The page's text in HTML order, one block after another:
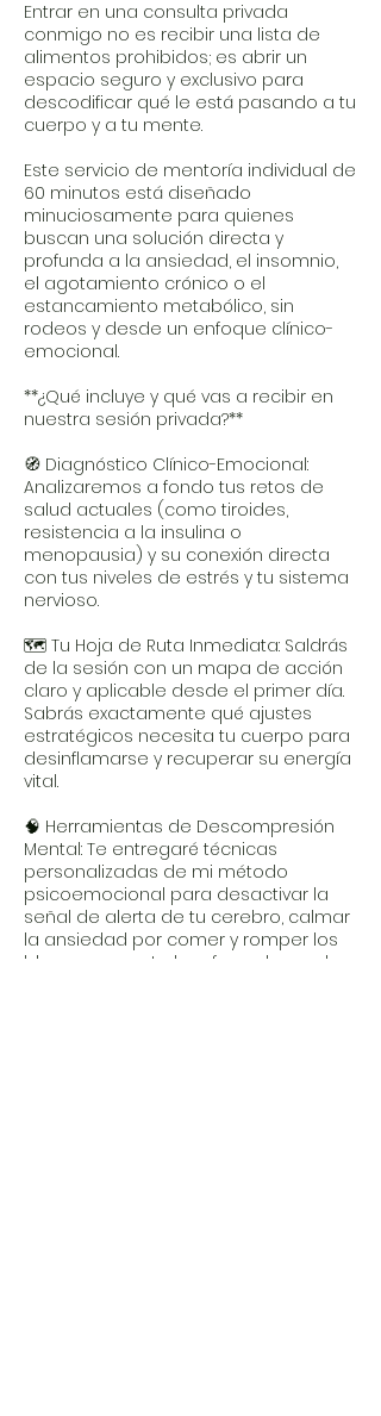
Entrar en una consulta privada
conmigo no es recibir una lista de
alimentos prohibidos; es abrir un
espacio seguro y exclusivo para
descodificar qué le está pasando a tu
cuerpo y a tu mente.
Este servicio de mentoría individual de
60 minutos está diseñado
minuciosamente para quienes
buscan una solución directa y
profunda a la ansiedad, el insomnio,
el agotamiento crónico o el
estancamiento metabólico, sin
rodeos y desde un enfoque clínico-
emocional.
**¿Qué incluye y qué vas a recibir en
nuestra sesión privada?**
🧭 Diagnóstico Clínico-Emocional:
Analizaremos a fondo tus retos de
salud actuales (como tiroides,
resistencia a la insulina o
menopausia) y su conexión directa
con tus niveles de estrés y tu sistema
nervioso.
🗺️ Tu Hoja de Ruta Inmediata: Saldrás
de la sesión con un mapa de acción
claro y aplicable desde el primer día.
Sabrás exactamente qué ajustes
estratégicos necesita tu cuerpo para
desinflamarse y recuperar su energía
vital.
🧠 Herramientas de Descompresión
Mental: Te entregaré técnicas
personalizadas de mi método
psicoemocional para desactivar la
señal de alerta de tu cerebro, calmar
la ansiedad por comer y romper los
bloqueos que te han frenado en el